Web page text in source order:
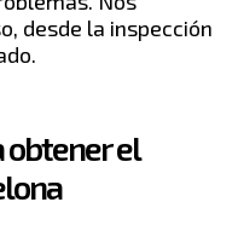
desde la inspección
obtener el